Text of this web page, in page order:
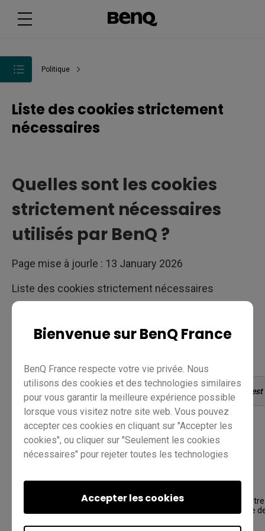
Bienvenue sur BenQ France
BenQ France respecte votre vie privée. Nous
utilisons des cookies et des technologies similaires
pour vous garantir la meilleure expérience possible
lorsque vous visitez notre site web. Vous pouvez
accepter ces cookies en cliquant sur "Accepter les
cookies", ou cliquer sur "Seulement les cookies
nécessaires" pour rejeter toutes les technologies
paramètres de cookies à tout moment. Pour plus
d'informations, veuillez consulter notre
matière de cookieset notrepolitique de
confidentialité.
Accepter les cookies
Politique
Liste des cookies strictement
nécessaires
Quelles sont les cookies
strictement nécessaires
utilisés par BenQ ?
Page mise à jourle : 13 January 2026
Liste des cookies strictement nécessaires
vous recommandons par conséquent de la
Quelle
eu_agree_cookie
academy_account
academy_refresh_token
matière